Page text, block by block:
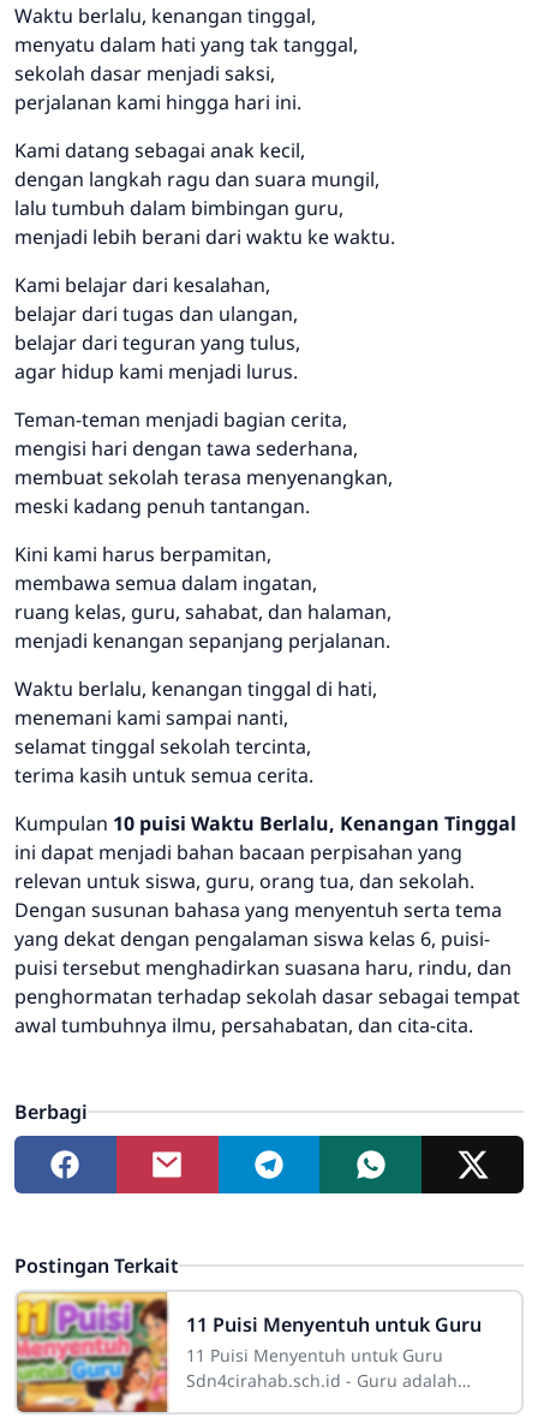
Waktu berlalu, kenangan tinggal,
menyatu dalam hati yang tak tanggal,
sekolah dasar menjadi saksi,
perjalanan kami hingga hari ini.
Kami datang sebagai anak kecil,
dengan langkah ragu dan suara mungil,
lalu tumbuh dalam bimbingan guru,
menjadi lebih berani dari waktu ke waktu.
Kami belajar dari kesalahan,
belajar dari tugas dan ulangan,
belajar dari teguran yang tulus,
agar hidup kami menjadi lurus.
Teman-teman menjadi bagian cerita,
mengisi hari dengan tawa sederhana,
membuat sekolah terasa menyenangkan,
meski kadang penuh tantangan.
Kini kami harus berpamitan,
membawa semua dalam ingatan,
ruang kelas, guru, sahabat, dan halaman,
menjadi kenangan sepanjang perjalanan.
Waktu berlalu, kenangan tinggal di hati,
menemani kami sampai nanti,
selamat tinggal sekolah tercinta,
terima kasih untuk semua cerita.
Kumpulan 10 puisi Waktu Berlalu, Kenangan Tinggal
ini dapat menjadi bahan bacaan perpisahan yang
relevan untuk siswa, guru, orang tua, dan sekolah.
Dengan susunan bahasa yang menyentuh serta tema
yang dekat dengan pengalaman siswa kelas 6, puisi-
puisi tersebut menghadirkan suasana haru, rindu, dan
penghormatan terhadap sekolah dasar sebagai tempat
awal tumbuhnya ilmu, persahabatan, dan cita-cita.
Berbagi
Postingan Terkait
11 Puisi Menyentuh untuk Guru
11 Puisi Menyentuh untuk Guru
Sdn4cirahab.sch.id - Guru adalah